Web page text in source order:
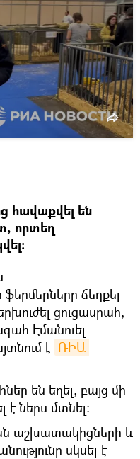
հավաքվել են
որտեղ
ճեղքել
ցուցասրահ,
Էմանուել
է ՌԻԱ
են եղել, բայց մի
է ներս մտնել։
աշխատակիցների և
սկսել է